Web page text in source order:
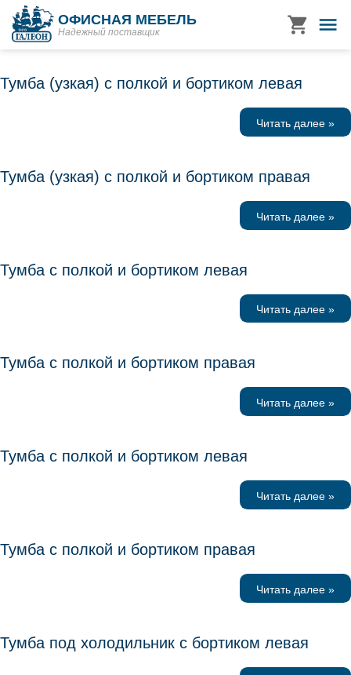
ОФИСНАЯ МЕБЕЛЬ
Надежный поставщик
Тумба (узкая) с полкой и бортиком левая
Читать далее »
Тумба (узкая) с полкой и бортиком правая
Читать далее »
Тумба с полкой и бортиком левая
Читать далее »
Тумба с полкой и бортиком правая
Читать далее »
Тумба с полкой и бортиком левая
Читать далее »
Тумба с полкой и бортиком правая
Читать далее »
Тумба под холодильник с бортиком левая